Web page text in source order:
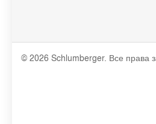
© 2026 Schlumberger. Все права